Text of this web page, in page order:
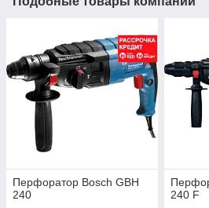
Перфоратор Bosch GBH
240
240 F